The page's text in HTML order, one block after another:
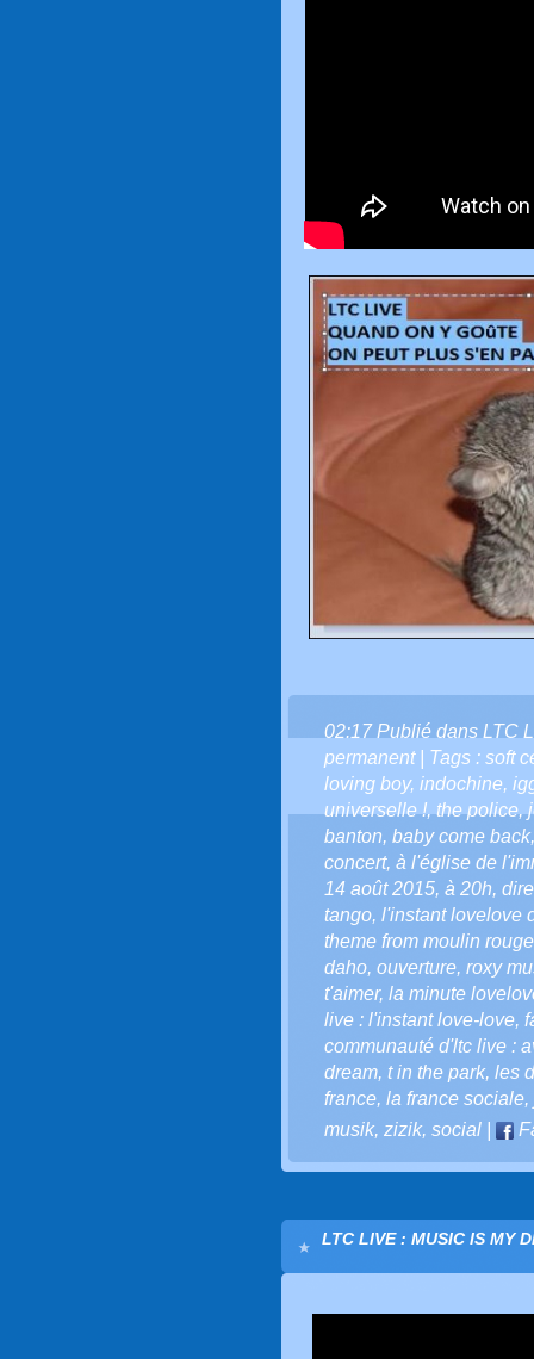
02:17 Publié dans LTC
permanent| Tags : soft
loving boy, indochine,
universelle !,the police,
banton, baby come back
concert, à l'église de
14 août 2015, à 20h,
tango, l'instant lovelove
theme from moulin rouge
daho, ouverture, roxy
t'aimer, la minute
live : l'instant love-love,
communauté d'ltc live :
dream, t in the park, les
france, la france sociale,
musik, zizik, social
LTC LIVE : MUSIC IS MY